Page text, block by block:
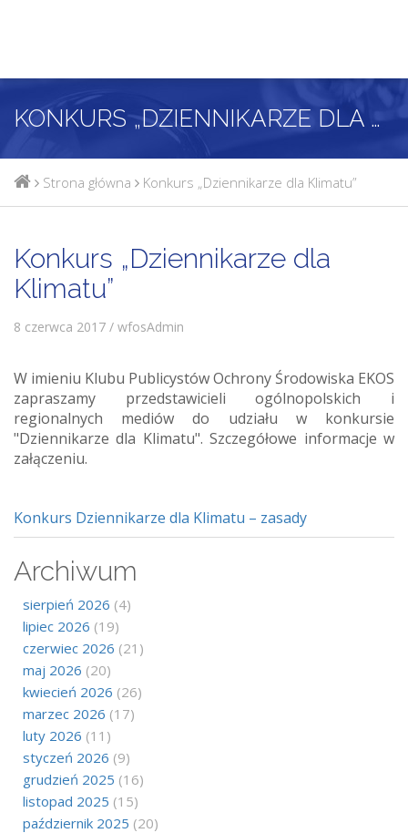
KONKURS „DZIENNIKARZE DLA KLIMATU”
Strona główna Konkurs „Dziennikarze dla Klimatu”
Konkurs „Dziennikarze dla
Klimatu”
8 czerwca 2017 / wfosAdmin
W imieniu Klubu Publicystów Ochrony Środowiska EKOS
zapraszamy przedstawicieli ogólnopolskich i
regionalnych mediów do udziału w konkursie
"Dziennikarze dla Klimatu". Szczegółowe informacje w
załączeniu.
Konkurs Dziennikarze dla Klimatu – zasady
Archiwum
sierpień 2026 (4)
lipiec 2026 (19)
czerwiec 2026 (21)
maj 2026 (20)
kwiecień 2026 (26)
marzec 2026 (17)
luty 2026 (11)
styczeń 2026 (9)
grudzień 2025 (16)
listopad 2025 (15)
październik 2025 (20)